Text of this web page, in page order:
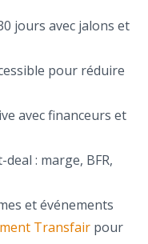
jours avec jalons et
pour réduire
avec financeurs et
: marge, BFR,
et événements
Transfair pour